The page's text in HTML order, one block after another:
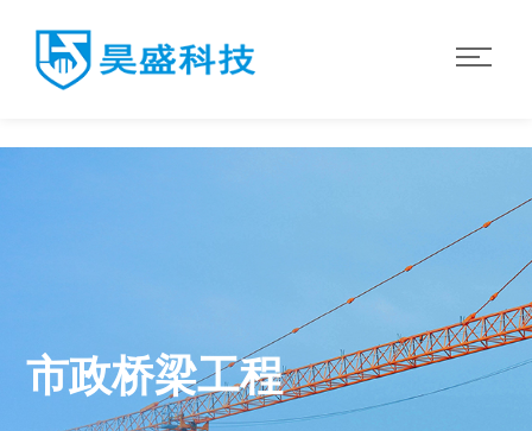
市政桥梁工程